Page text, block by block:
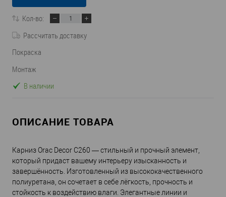
Кол-во:
Рассчитать доставку
Покраска
Монтаж
В наличии
ОПИСАНИЕ ТОВАРА
Карниз Orac Decor C260 — стильный и прочный элемент,
который придаст вашему интерьеру изысканность и
завершённость. Изготовленный из высококачественного
полиуретана, он сочетает в себе лёгкость, прочность и
стойкость к воздействию влаги. Элегантные линии и